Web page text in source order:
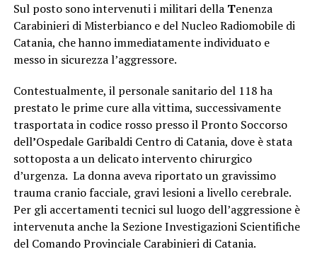
Sul posto sono intervenuti i militari della Tenenza
Carabinieri di Misterbianco e del Nucleo Radiomobile di
Catania, che hanno immediatamente individuato e
messo in sicurezza l’aggressore.
Contestualmente, il personale sanitario del 118 ha
prestato le prime cure alla vittima, successivamente
trasportata in codice rosso presso il Pronto Soccorso
dell’Ospedale Garibaldi Centro di Catania, dove è stata
sottoposta a un delicato intervento chirurgico
d’urgenza. La donna aveva riportato un gravissimo
trauma cranio facciale, gravi lesioni a livello cerebrale.
Per gli accertamenti tecnici sul luogo dell’aggressione è
intervenuta anche la Sezione Investigazioni Scientifiche
del Comando Provinciale Carabinieri di Catania.